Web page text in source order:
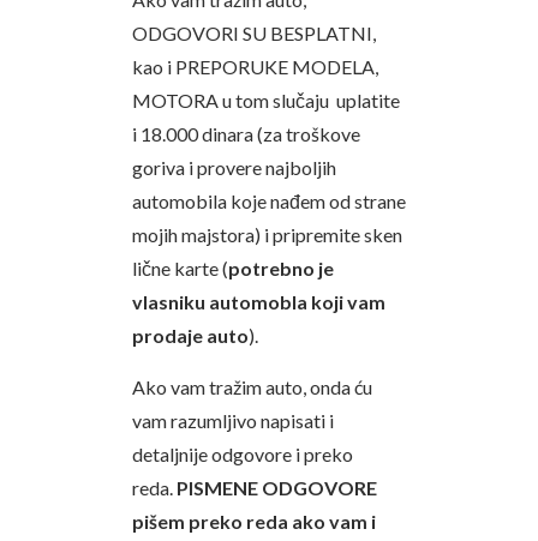
ODGOVORI SU BESPLATNI,
kao i PREPORUKE MODELA,
MOTORA u tom slučaju uplatite
i 18.000 dinara (za troškove
goriva i provere najboljih
automobila koje nađem od strane
mojih majstora) i pripremite sken
lične karte (potrebno je
vlasniku automobla koji vam
prodaje auto).
Ako vam tražim auto, onda ću
vam razumljivo napisati i
detaljnije odgovore i preko
reda. PISMENE ODGOVORE
pišem preko reda ako vam i